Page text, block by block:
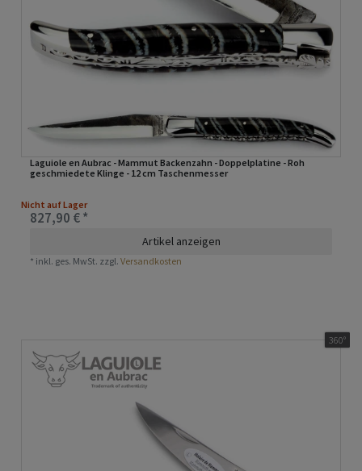
Laguiole en Aubrac - Mammut Backenzahn - Doppelplatine - Roh
geschmiedete Klinge - 12 cm Taschenmesser
Nicht auf Lager
827,90 € *
Artikel anzeigen
* inkl. ges. MwSt. zzgl.Versandkosten
360°